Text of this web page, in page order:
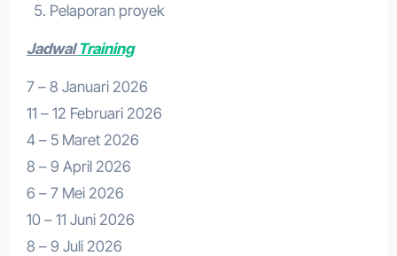
Pelaporan proyek
JadwalTraining
7 – 8 Januari 2026
11 – 12 Februari 2026
4 – 5 Maret 2026
8 – 9 April 2026
6 – 7 Mei 2026
10 – 11 Juni 2026
8 – 9 Juli 2026